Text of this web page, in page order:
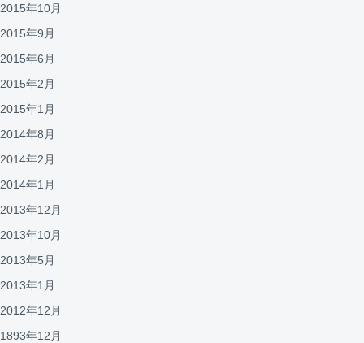
2015年10月
2015年9月
2015年6月
2015年2月
2015年1月
2014年8月
2014年2月
2014年1月
2013年12月
2013年10月
2013年5月
2013年1月
2012年12月
1893年12月